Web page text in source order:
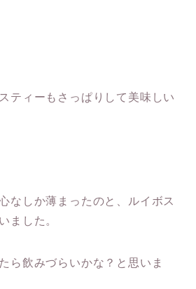
ティーもさっぱりして美味しい
なしか薄まったのと、ルイボス
ました。
ら飲みづらいかな？と思いま